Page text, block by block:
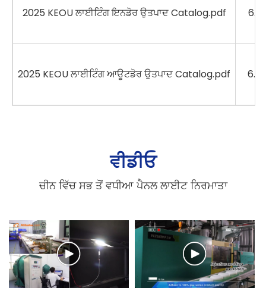
2025 KEOU ਲਾਈਟਿੰਗ ਇਨਡੋਰ ਉਤਪਾਦ Catalog.pdf
2025 KEOU ਲਾਈਟਿੰਗ ਆਊਟਡੋਰ ਉਤਪਾਦ Catalog.pdf
ਵੀਡੀਓ
ਚੀਨ ਵਿੱਚ ਸਭ ਤੋਂ ਵਧੀਆ ਪੈਨਲ ਲਾਈਟ ਨਿਰਮਾਤਾ